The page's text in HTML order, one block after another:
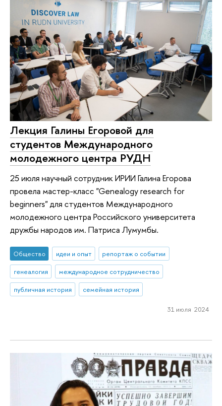
Лекция Галины Егоровой для
студентов Международного
молодежного центра РУДН
25 июля научный сотрудник ИРИИ Галина Егорова
провела мастер-класс "Genealogy research for
beginners" для студентов Международного
молодежного центра Российского университета
дружбы народов им. Патриса Лумумбы.
Общество идеи и опыт
репортаж о событии
генеалогия
международное сотрудничество
публичная история
семейная история
31 июля 2024